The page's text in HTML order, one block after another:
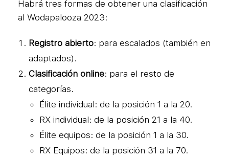
Habrá tres formas de obtener una clasificación
al Wodapalooza 2023:
Registro abierto: para escalados (también en
adaptados).
Clasificación online: para el resto de
categorías.
Élite individual: de la posición 1 a la 20.
RX individual: de la posición 21 a la 40.
Élite equipos: de la posición 1 a la 30.
RX Equipos: de la posición 31 a la 70.